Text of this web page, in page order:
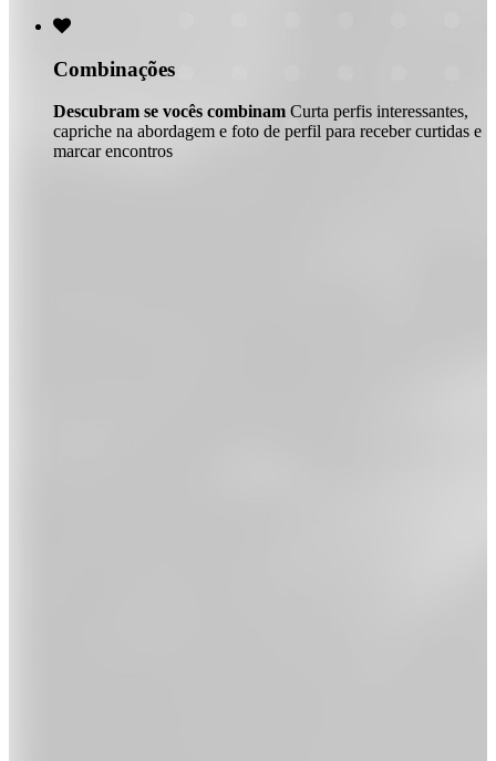

Combinações
Descubram se vocês combinam Curta perfis interessantes,
capriche na abordagem e foto de perfil para receber curtidas e
marcar encontros